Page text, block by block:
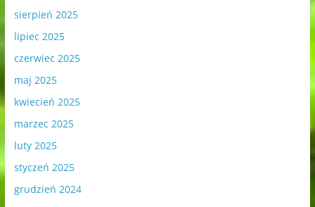
sierpień 2025
lipiec 2025
czerwiec 2025
maj 2025
kwiecień 2025
marzec 2025
luty 2025
styczeń 2025
grudzień 2024